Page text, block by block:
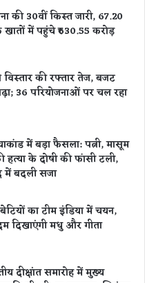
की 30वीं किस्त जारी, 67.20
में पहुंचे ₹630.55 करोड़
की रफ्तार तेज, बजट
36 परियोजनाओं पर चल रहा
में बड़ा फैसला: पत्नी, मासूम
के दोषी की फांसी टली,
में बदली सजा
का टीम इंडिया में चयन,
दिखाएंगी मधु और गीता
दीक्षांत समारोह में मुख्य